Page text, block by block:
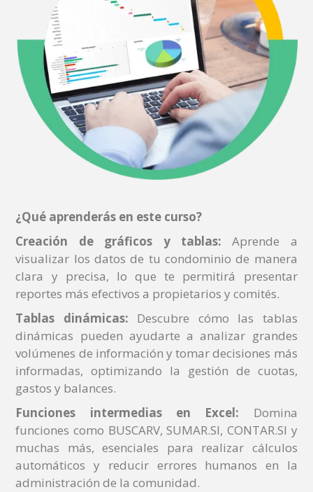
¿Qué aprenderás en este curso?
Creación de gráficos y tablas:Aprende a
visualizar los datos de tu condominio de manera
clara y precisa, lo que te permitirá presentar
reportes más efectivos a propietarios y comités.
Tablas dinámicas: Descubre cómo las tablas
dinámicas pueden ayudarte a analizar grandes
volúmenes de información y tomar decisiones más
informadas, optimizando la gestión de cuotas,
gastos y balances.
Funciones intermedias en Excel: Domina
funciones como BUSCARV, SUMAR.SI, CONTAR.SI y
muchas más, esenciales para realizar cálculos
automáticos y reducir errores humanos en la
administración de la comunidad.